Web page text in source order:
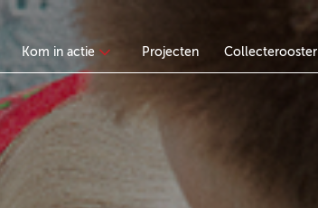
Kom in actie Projecten Collecterooster